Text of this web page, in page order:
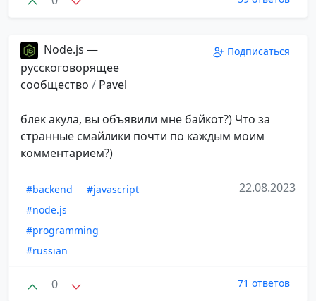
Node.js —
русскоговорящее
сообщество / Pavel
Подписаться
блек акула, вы объявили мне байкот?) Что за
странные смайлики почти по каждым моим
комментарием?)
#backend
#javascript
#node.js
#programming
#russian
22.08.2023
0 71 ответов